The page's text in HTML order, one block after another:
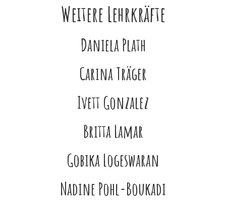
Weitere Lehrkräfte
Daniela Plath
Carina Träger
Ivett Gonzalez
Britta Lamar
Gobika Logeswaran
Nadine Pohl-Boukadi